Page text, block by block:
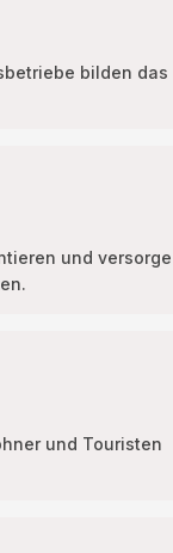
bilden das
und
und Touristen